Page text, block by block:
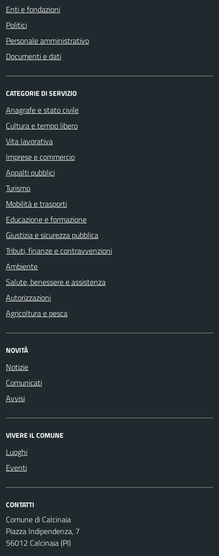
Enti e fondazioni
Politici
Personale amministrativo
Documenti e dati
CATEGORIE DI SERVIZIO
Anagrafe e stato civile
Cultura e tempo libero
Vita lavorativa
Imprese e commercio
Appalti pubblici
Turismo
Mobilità e trasporti
Educazione e formazione
Giustizia e sicurezza pubblica
Tributi, finanze e contravvenzioni
Ambiente
Salute, benessere e assistenza
Autorizzazioni
Agricoltura e pesca
NOVITÀ
Notizie
Comunicati
Avvisi
VIVERE IL COMUNE
Luoghi
Eventi
CONTATTI
Comune di Calcinaia
Piazza Indipendenza, 7
56012 Calcinaia (PI)